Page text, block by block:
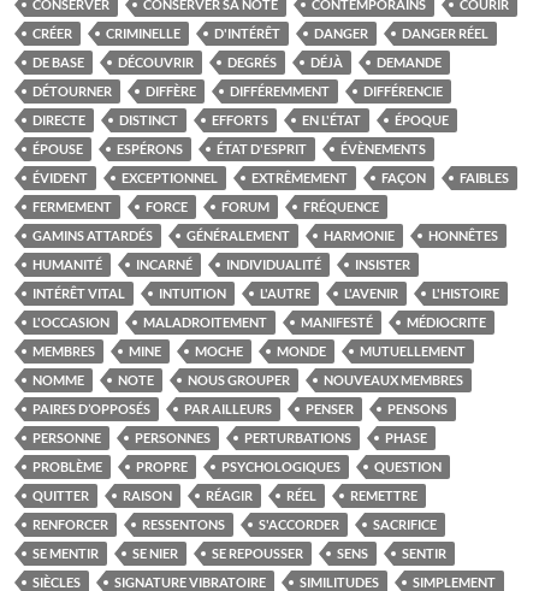
CONSERVER CONSERVER SA NOTE CONTEMPORAINS
COURIR
CRÉER
CRIMINELLE D'INTÉRÊT DANGER
DANGER RÉEL
DE BASE
DÉCOUVRIR DEGRÉS DÉJÀ
DEMANDE
DÉTOURNER
DIFFÈRE DIFFÉREMMENT
DIFFÉRENCIE
DIRECTE
DISTINCT EFFORTS EN L'ÉTAT
ÉPOQUE
ÉPOUSE
ESPÉRONS ÉTAT D'ESPRIT
ÉVÈNEMENTS
ÉVIDENT
EXCEPTIONNEL EXTRÊMEMENT FAÇON
FAIBLES
FERMEMENT
FORCE FORUM
FRÉQUENCE
GAMINS ATTARDÉS
GÉNÉRALEMENT HARMONIE
HONNÊTES
HUMANITÉ
INCARNÉ INDIVIDUALITÉ
INSISTER
INTÉRÊT VITAL
INTUITION L'AUTRE L'AVENIR
L'HISTOIRE
L'OCCASION
MALADROITEMENT MANIFESTÉ
MÉDIOCRITE
MEMBRES
MINE MOCHE MONDE
MUTUELLEMENT
NOMME
NOTE NOUS GROUPER
NOUVEAUX MEMBRES
PAIRES D’OPPOSÉS
PAR AILLEURS PENSER
PENSONS
PERSONNE
PERSONNES PERTURBATIONS
PHASE
PROBLÈME
PROPRE PSYCHOLOGIQUES
QUESTION
QUITTER
RAISON RÉAGIR RÉEL
REMETTRE
RENFORCER
RESSENTONS S'ACCORDER
SACRIFICE
SE MENTIR
SE NIER SE REPOUSSER SENS
SENTIR
SIÈCLES
SIGNATURE VIBRATOIRE SIMILITUDES
SIMPLEMENT